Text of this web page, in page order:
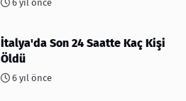
6 yıl önce
İtalya'da Son 24 Saatte Kaç Kişi
Öldü
6 yıl önce